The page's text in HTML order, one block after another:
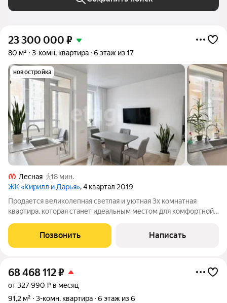
23 300 000 ₽
80 м² 3-комн. квартира 6 этаж из 17
новостройка
Лесная
18 мин.
ЖК «Кирилл и Дарья», 4 квартал 2019
Продается великолепная светлая и уютная 3х комнатная
квартира, которая станет идеальным местом для комфортной
две спальни, детскую и три современных санузла, что делает
эту квартиру особенно
Позвонить Написать
68 468 112₽
от 327 990 ₽ в месяц
91,2 м²
3-комн. квартира 6 этаж из 6